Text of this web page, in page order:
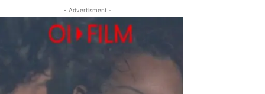
- Advertisment -